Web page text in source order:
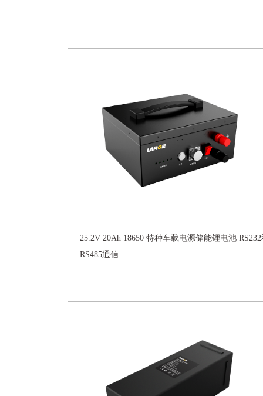
25.2V 20Ah 18650 特种车载电源储能锂电池 RS232
RS485通信